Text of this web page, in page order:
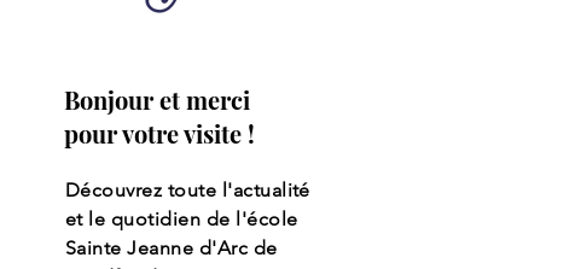
Bonjour et merci
pour votre visite !
Découvrez toute l'actualité
et le quotidien de l'école
Sainte Jeanne d'Arc de